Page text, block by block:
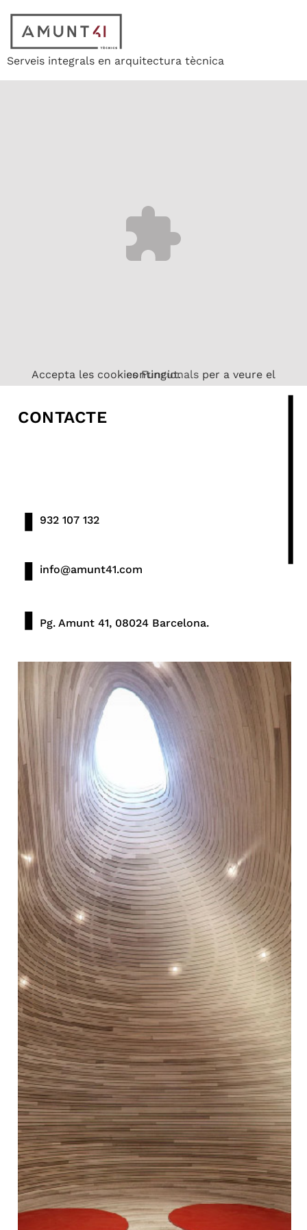
Serveis integrals en arquitectura tècnica
Accepta les cookiesFuncionals
per a veure el contingut.
CONTACTE
932 107 132
info@amunt41.com
Pg. Amunt 41, 08024 Barcelona.